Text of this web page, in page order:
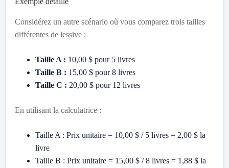
Considérez un autre scénario où vous comparez trois tailles
différentes de lessive :
Taille A : 10,00 $ pour 5 livres
Taille B : 15,00 $ pour 8 livres
Taille C : 20,00 $ pour 12 livres
En utilisant la calculatrice :
Taille A : Prix unitaire = 10,00 $ / 5 livres = 2,00 $ la
livre
Taille B : Prix unitaire = 15,00 $ / 8 livres = 1,88 $ la